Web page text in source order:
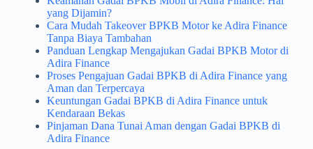
yang Dijamin?
Cara Mudah Takeover BPKB Motor ke Adira Finance
Tanpa Biaya Tambahan
Panduan Lengkap Mengajukan Gadai BPKB Motor di
Adira Finance
Proses Pengajuan Gadai BPKB di Adira Finance yang
Aman dan Terpercaya
Keuntungan Gadai BPKB di Adira Finance untuk
Kendaraan Bekas
Pinjaman Dana Tunai Aman dengan Gadai BPKB di
Adira Finance